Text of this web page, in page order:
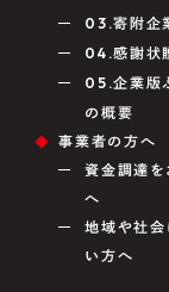
03.寄附企
04.感謝状
05.企業版
の概要
事業者の方へ
資金調達を
へ
地域や社会
い方へ